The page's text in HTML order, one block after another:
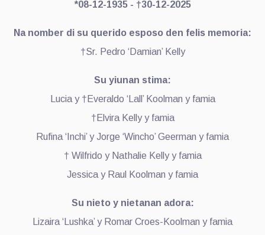
*08-12-1935 - †30-12-2025
Na nomber di su querido esposo den felis memoria:
†Sr. Pedro ‘Damian’ Kelly
Su yiunan stima:
Lucia y †Everaldo ‘Lall’ Koolman y famia
†Elvira Kelly y famia
Rufina ‘Inchi’ y Jorge ‘Wincho’ Geerman y famia
† Wilfrido y Nathalie Kelly y famia
Jessica y Raul Koolman y famia
Su nieto y nietanan adora:
Lizaira ‘Lushka’ y Romar Croes-Koolman y famia